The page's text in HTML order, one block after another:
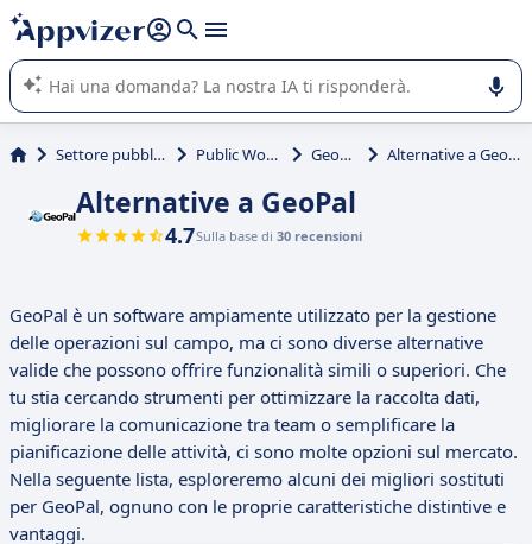
righe con
shift + enter
L'IA di Appvizer vi guida nell'utilizzo o nella scelta di un
software SaaS per la vostra azienda.
Settore pubblico Public Works GeoPal Alternative a GeoPal
Alternative a GeoPal
4.7Sulla base di 30 recensioni
GeoPal è un software ampiamente utilizzato per la gestione
delle operazioni sul campo, ma ci sono diverse alternative
valide che possono offrire funzionalità simili o superiori. Che
tu stia cercando strumenti per ottimizzare la raccolta dati,
migliorare la comunicazione tra team o semplificare la
pianificazione delle attività, ci sono molte opzioni sul mercato.
Nella seguente lista, esploreremo alcuni dei migliori sostituti
per GeoPal, ognuno con le proprie caratteristiche distintive e
vantaggi.